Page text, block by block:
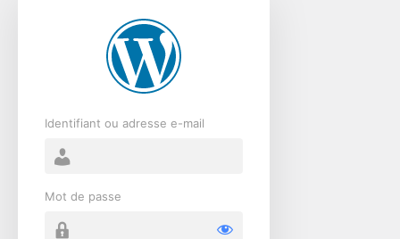
Identifiant ou adresse e-mail
Mot de passe